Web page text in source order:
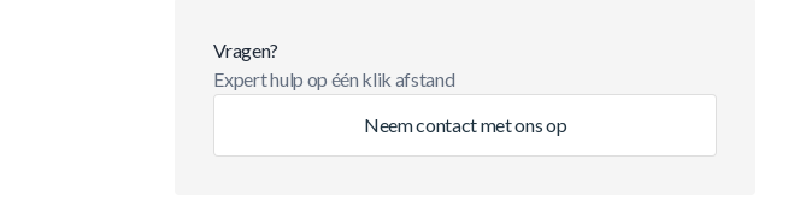
Vragen?
Expert hulp op één klik afstand
Neem contact met ons op